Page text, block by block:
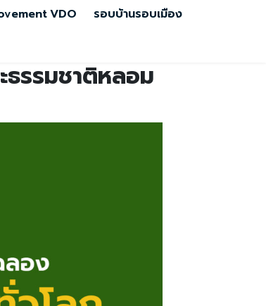
VDO รอบบ้านรอบเมือง
ธรรมชาติหลอม